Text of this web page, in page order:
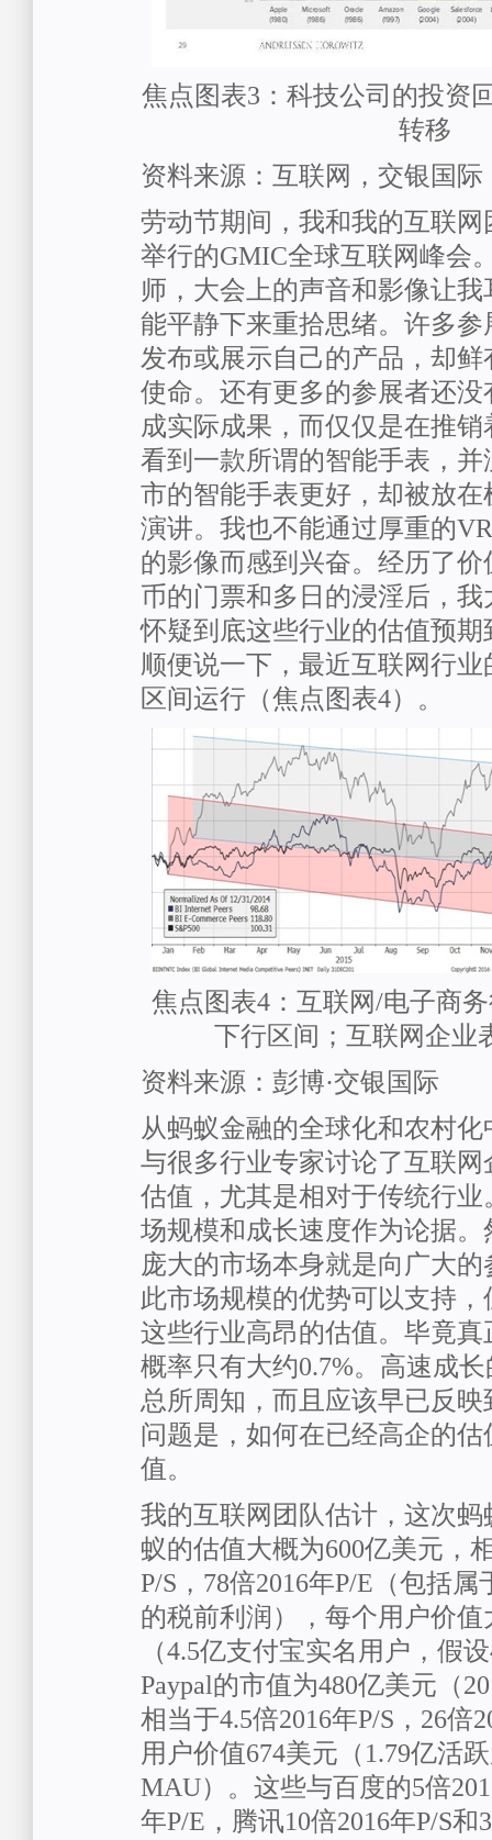
焦点图表3：科技公司的投资
转移
资料来源：互联网，交银国际
劳动节期间，我和我的互联
举行的GMIC全球互联网峰会
师，大会上的声音和影像让
能平静下来重拾思绪。许多
发布或展示自己的产品，却
使命。还有更多的参展者还
成实际成果，而仅仅是在推
看到一款所谓的智能手表，
市的智能手表更好，却被放
演讲。我也不能通过厚重的
的影像而感到兴奋。经历了
币的门票和多日的浸淫后，
怀疑到底这些行业的估值预
顺便说一下，最近互联网行
区间运行（焦点图表4）。
焦点图表4：互联网/电子商
下行区间；互联网企业
资料来源：彭博·交银国际
从蚂蚁金融的全球化和农村
与很多行业专家讨论了互联
估值，尤其是相对于传统行
场规模和成长速度作为论据
庞大的市场本身就是向广大
此市场规模的优势可以支持
这些行业高昂的估值。毕竟
概率只有大约0.7%。高速成
总所周知，而且应该早已反
问题是，如何在已经高企的
值。
我的互联网团队估计，这次
蚁的估值大概为600亿美元，
P/S，78倍2016年P/E（包括
的税前利润），每个用户价值
（4.5亿支付宝实名用户，假
Paypal的市值为480亿美元（
相当于4.5倍2016年P/S，26倍
用户价值674美元（1.79亿活
MAU）。这些与百度的5倍
年P/E，腾讯10倍2016年P/S和